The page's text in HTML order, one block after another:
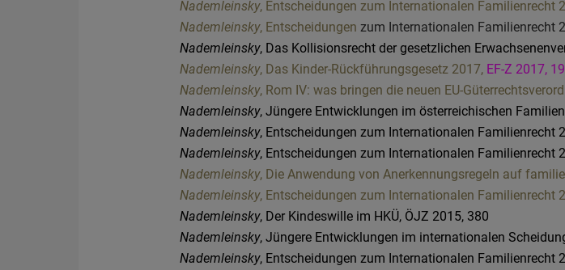
Nademleinsky, Entscheidungen zum Internationalen Familienrecht
Nademleinsky, Entscheidungen zum Internationalen Familienrecht
Nademleinsky, Das Kollisionsrecht der gesetzlichen
Nademleinsky, Das Kinder-Rückführungsgesetz 2017, EF-Z 2017,
Nademleinsky, Rom IV: was bringen die neuen EU-
Nademleinsky, Jüngere Entwicklungen im österreichischen
Nademleinsky, Entscheidungen zum Internationalen Familienrecht
Nademleinsky, Entscheidungen zum Internationalen Familienrecht
Nademleinsky, Die Anwendung von Anerkennungsregeln auf
Nademleinsky, Entscheidungen zum Internationalen Familienrecht
Nademleinsky, Der Kindeswille im HKÜ, ÖJZ 2015, 380
Nademleinsky, Jüngere Entwicklungen im internationalen
Nademleinsky, Entscheidungen zum Internationalen Familienrecht